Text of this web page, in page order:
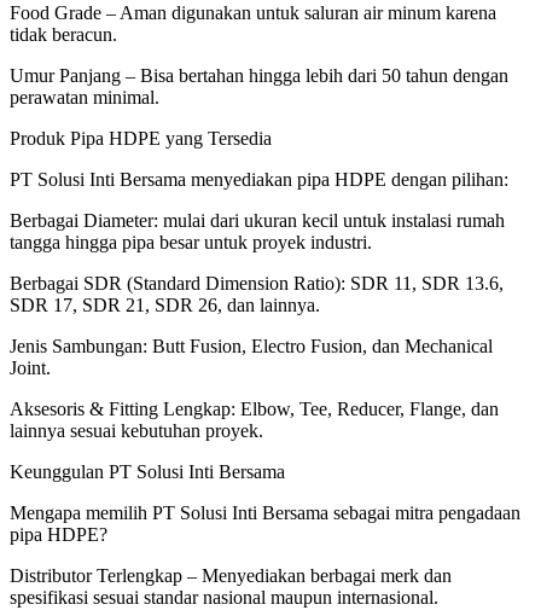
Food Grade – Aman digunakan untuk saluran air minum karena
tidak beracun.
Umur Panjang – Bisa bertahan hingga lebih dari 50 tahun dengan
perawatan minimal.
Produk Pipa HDPE yang Tersedia
PT Solusi Inti Bersama menyediakan pipa HDPE dengan pilihan:
Berbagai Diameter: mulai dari ukuran kecil untuk instalasi rumah
tangga hingga pipa besar untuk proyek industri.
Berbagai SDR (Standard Dimension Ratio): SDR 11, SDR 13.6,
SDR 17, SDR 21, SDR 26, dan lainnya.
Jenis Sambungan: Butt Fusion, Electro Fusion, dan Mechanical
Joint.
Aksesoris & Fitting Lengkap: Elbow, Tee, Reducer, Flange, dan
lainnya sesuai kebutuhan proyek.
Keunggulan PT Solusi Inti Bersama
Mengapa memilih PT Solusi Inti Bersama sebagai mitra pengadaan
pipa HDPE?
Distributor Terlengkap – Menyediakan berbagai merk dan
spesifikasi sesuai standar nasional maupun internasional.